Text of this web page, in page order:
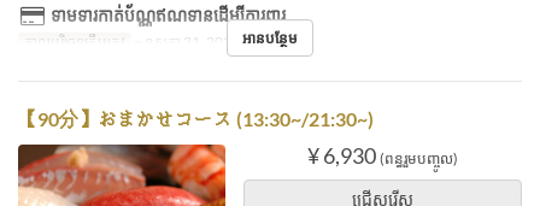
ទាមទារកាត់ប័ណ្ណឥណទានដើម្បីការពារ
កាលបរិច្ឆេទត្រឹមត្រូវ ~ ឧសភា 31, 2023 អានបន្ថែម
【90分】おまかせコース (13:30~/21:30~)
¥ 6,930 (ពន្ធរួមបញ្ចូល)
ជ្រើសរើស